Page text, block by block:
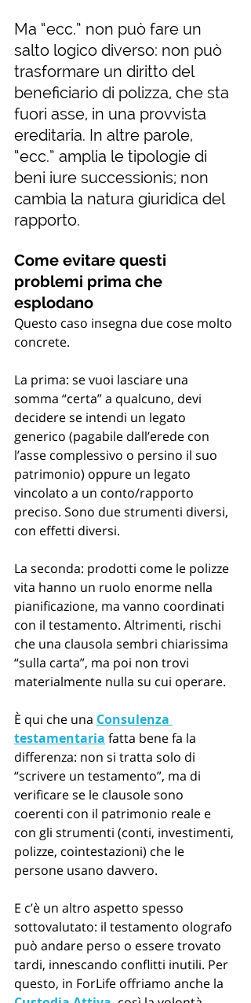
Ma “ecc.” non può fare un
salto logico diverso: non può
trasformare un diritto del
beneficiario di polizza, che sta
fuori asse, in una provvista
ereditaria. In altre parole,
“ecc.” amplia le tipologie di
beni iure successionis; non
cambia la natura giuridica del
rapporto.
Come evitare questi
problemi prima che
esplodano
Questo caso insegna due cose molto
concrete.
La prima: se vuoi lasciare una
somma “certa” a qualcuno, devi
decidere se intendi un legato
generico (pagabile dall’erede con
l’asse complessivo o persino il suo
patrimonio) oppure un legato
vincolato a un conto/rapporto
preciso. Sono due strumenti diversi,
con effetti diversi.
La seconda: prodotti come le polizze
vita hanno un ruolo enorme nella
pianificazione, ma vanno coordinati
con il testamento. Altrimenti, rischi
che una clausola sembri chiarissima
“sulla carta”, ma poi non trovi
materialmente nulla su cui operare.
È qui che una Consulenza
testamentaria fatta bene fa la
differenza: non si tratta solo di
“scrivere un testamento”, ma di
verificare se le clausole sono
coerenti con il patrimonio reale e
con gli strumenti (conti, investimenti,
polizze, cointestazioni) che le
persone usano davvero.
E c’è un altro aspetto spesso
sottovalutato: il testamento olografo
può andare perso o essere trovato
tardi, innescando conflitti inutili. Per
questo, in ForLife offriamo anche la